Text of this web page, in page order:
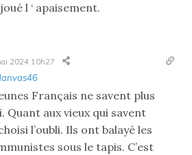
l ‘ apaisement.
2024 10h27
Français ne savent plus
Quant aux vieux qui savent
l’oubli. Ils ont balayé les
sous le tapis. C’est